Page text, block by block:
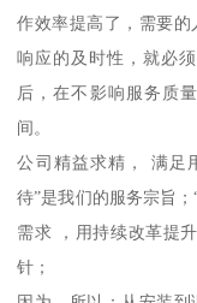
作效率提高了，需要
响应的及时性，就必
后，在不影响服务质
间。
公司精益求精， 满足
待”是我们的服务宗旨
需求 ，用持续改革提
针；